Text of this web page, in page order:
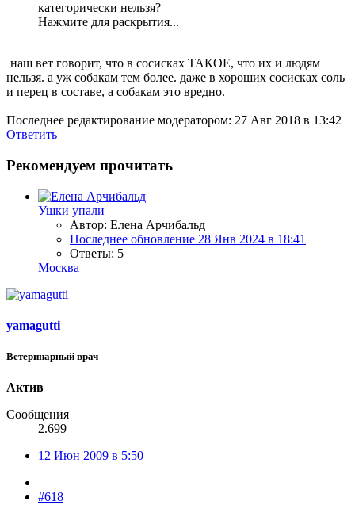
категорически нельзя?
Нажмите для раскрытия...
наш вет говорит, что в сосисках ТАКОЕ, что их и людям
нельзя. а уж собакам тем более. даже в хороших сосисках соль
и перец в составе, а собакам это вредно.
Последнее редактирование модератором: 27 Авг 2018 в 13:42
Ответить
Рекомендуем прочитать
Ушки упали
Автор: Елена Арчибальд
Последнее обновление 28 Янв 2024 в 18:41
Ответы: 5
Москва
yamagutti
Ветеринарный врач
Актив
Сообщения
2.699
12 Июн 2009 в 5:50
#618